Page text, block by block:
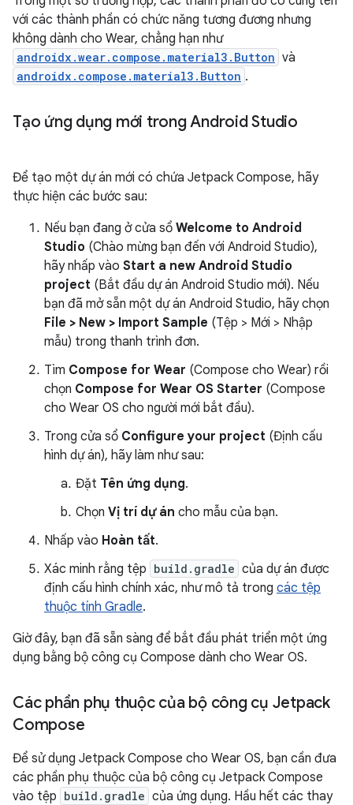
với các thành phần có chức năng tương đương nhưng
không dành cho Wear, chẳng hạn như
androidx.wear.compose.material3.Button và
androidx.compose.material3.Button .
Tạo ứng dụng mới trong Android Studio
Để tạo một dự án mới có chứa Jetpack Compose, hãy
thực hiện các bước sau:
Nếu bạn đang ở cửa sổ Welcome to Android
Studio (Chào mừng bạn đến với Android Studio),
hãy nhấp vào Start a new Android Studio
project (Bắt đầu dự án Android Studio mới). Nếu
bạn đã mở sẵn một dự án Android Studio, hãy chọn
File > New > Import Sample (Tệp > Mới > Nhập
mẫu) trong thanh trình đơn.
Tìm Compose for Wear (Compose cho Wear) rồi
chọn Compose for Wear OS Starter (Compose
cho Wear OS cho người mới bắt đầu).
Trong cửa sổ Configure your project (Định cấu
hình dự án), hãy làm như sau:
Đặt Tên ứng dụng.
Chọn Vị trí dự án cho mẫu của bạn.
Nhấp vào Hoàn tất.
Xác minh rằng tệp build.gradle của dự án được
định cấu hình chính xác, như mô tả trong các tệp
thuộc tính Gradle.
Giờ đây, bạn đã sẵn sàng để bắt đầu phát triển một ứng
dụng bằng bộ công cụ Compose dành cho Wear OS.
Các phần phụ thuộc của bộ công cụ Jetpack
Compose
Để sử dụng Jetpack Compose cho Wear OS, bạn cần đưa
các phần phụ thuộc của bộ công cụ Jetpack Compose
vào tệp build.gradle của ứng dụng. Hầu hết các thay